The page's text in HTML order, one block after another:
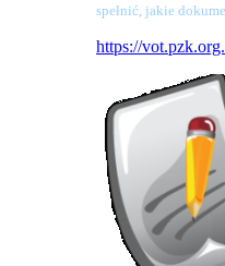
spełnić, jakie
https://